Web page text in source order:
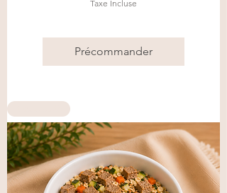
Taxe Incluse
Précommander